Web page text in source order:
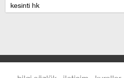
kesinti hk